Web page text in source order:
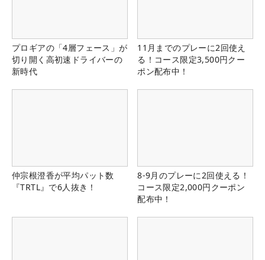
プロギアの「4層フェース」が
切り開く高初速ドライバーの
新時代
11月までのプレーに2回使え
る！コース限定3,500円クー
ポン配布中！
仲宗根澄香が平均パット数
『TRTL』で6人抜き！
8-9月のプレーに2回使える！
コース限定2,000円クーポン
配布中！